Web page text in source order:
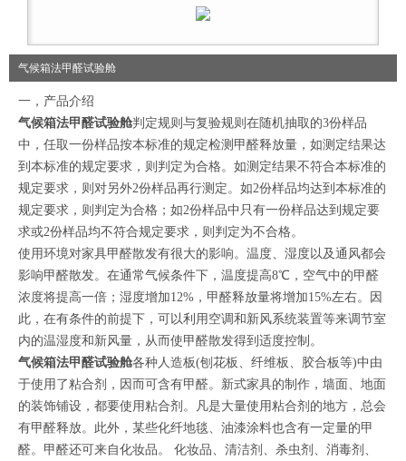
气候箱法甲醛试验舱
一，产品介绍
气候箱法甲醛试验舱判定规则与复验规则在随机抽取的3份样品
中，任取一份样品按本标准的规定检测甲醛释放量，如测定结果达
到本标准的规定要求，则判定为合格。如测定结果不符合本标准的
规定要求，则对另外2份样品再行测定。如2份样品均达到本标准的
规定要求，则判定为合格；如2份样品中只有一份样品达到规定要
求或2份样品均不符合规定要求，则判定为不合格。
使用环境对家具甲醛散发有很大的影响。温度、湿度以及通风都会
影响甲醛散发。在通常气候条件下，温度提高8℃，空气中的甲醛
浓度将提高一倍；湿度增加12%，甲醛释放量将增加15%左右。因
此，在有条件的前提下，可以利用空调和新风系统装置等来调节室
内的温湿度和新风量，从而使甲醛散发得到适度控制。
气候箱法甲醛试验舱各种人造板(刨花板、纤维板、胶合板等)中由
于使用了粘合剂，因而可含有甲醛。新式家具的制作，墙面、地面
的装饰铺设，都要使用粘合剂。凡是大量使用粘合剂的地方，总会
有甲醛释放。此外，某些化纤地毯、油漆涂料也含有一定量的甲
醛。甲醛还可来自化妆品。 化妆品、清洁剂、杀虫剂、消毒剂、